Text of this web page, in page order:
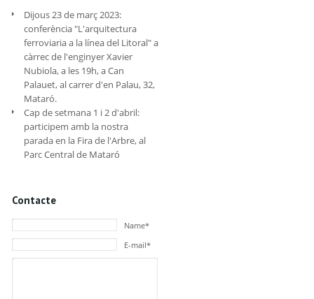
Dijous 23 de març 2023:
conferència "L'arquitectura
ferroviaria a la línea del Litoral" a
càrrec de l'enginyer Xavier
Nubiola, a les 19h, a Can
Palauet, al carrer d'en Palau, 32,
Mataró.
Cap de setmana 1 i 2 d'abril:
participem amb la nostra
parada en la Fira de l'Arbre, al
Parc Central de Mataró
Contacte
Name*
E-mail*